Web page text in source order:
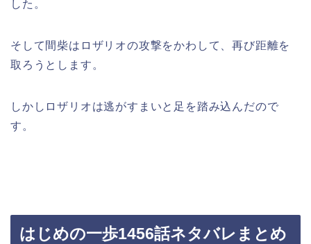
した。
そして間柴はロザリオの攻撃をかわして、再び距離を
取ろうとします。
しかしロザリオは逃がすまいと足を踏み込んだので
す。
はじめの一歩1456話ネタバレまとめ